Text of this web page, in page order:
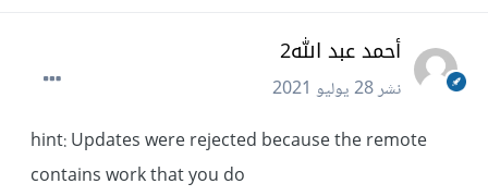
أحمد عبد الله2
نشر28 يوليو 2021
hint: Updates were rejected because the remote
contains work that you do